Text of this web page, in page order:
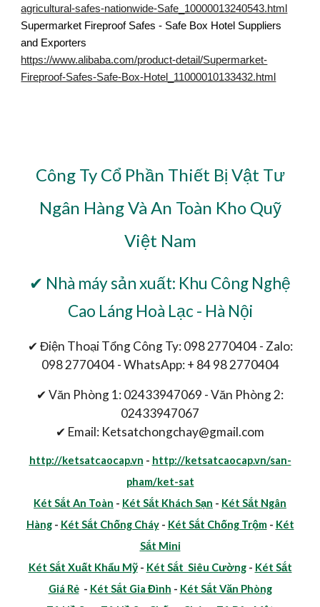
agricultural-safes-nationwide-Safe_10000013240543.html
Supermarket Fireproof Safes - Safe Box Hotel Suppliers
and Exporters
https://www.alibaba.com/product-detail/Supermarket-
Fireproof-Safes-Safe-Box-Hotel_11000010133432.html
Công Ty Cổ Phần Thiết Bị Vật Tư
Ngân Hàng Và An Toàn Kho Quỹ
Việt Nam
✔ Nhà máy sản xuất: Khu Công Nghệ
Cao Láng Hoà Lạc - Hà Nội
✔ Điện Thoại Tổng Công Ty: 098 2770404 - Zalo:
098 2770404 - WhatsApp: + 84 98 2770404
✔ Văn Phòng 1: 02433947069 - Văn Phòng 2:
02433947067
✔ Email: Ketsatchongchay@gmail.com
http://ketsatcaocap.vn - http://ketsatcaocap.vn/san-
pham/ket-sat
Két Sắt An Toàn - Két Sắt Khách Sạn - Két Sắt Ngân
Hàng- Két Sắt Chống Cháy- Két Sắt Chống Trộm- Két
Sắt Mini
Két Sắt Xuất Khẩu Mỹ- Két Sắt Siêu Cường- Két Sắt
Giá Rẻ- Két Sắt Gia Đình - Két Sắt Văn Phòng